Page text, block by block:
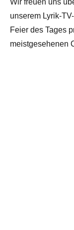
Wir freuen uns
unserem Lyrik-
Feier des Tages
meistgesehenen